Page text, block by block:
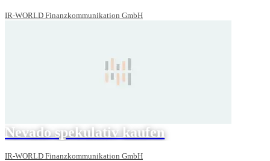
IR-WORLD Finanzkommunikation GmbH
Nevado spekulativ kaufen
IR-WORLD Finanzkommunikation GmbH